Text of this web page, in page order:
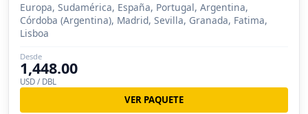
Europa, Sudamérica, España, Portugal, Argentina,
Córdoba (Argentina), Madrid, Sevilla, Granada, Fatima,
Lisboa
Desde
1,448.00
USD / DBL
VER PAQUETE